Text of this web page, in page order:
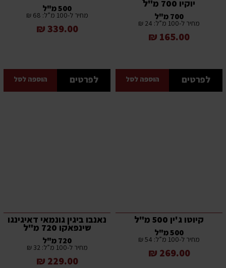
יוקיו 700 מ"ל
700 מ"ל
מחיר ל-100 מ”ל: 24 ₪
165.00 ₪
לפרטים הוספה לסל
500 מ"ל
מחיר ל-100 מ”ל: 68 ₪
339.00 ₪
לפרטים הוספה לסל
קיוטו ג'ין 500 מ"ל
500 מ"ל
מחיר ל-100 מ”ל: 54 ₪
269.00 ₪
נאנבו ביגין גונמאי דאיגינגו
שינפאקו 720 מ"ל
720 מ"ל
מחיר ל-100 מ”ל: 32 ₪
229.00 ₪